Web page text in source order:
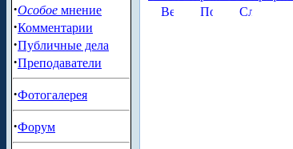
·Особое мнение
·Комментарии
·Публичные дела
·Преподаватели
·Фотогалерея
·Форум